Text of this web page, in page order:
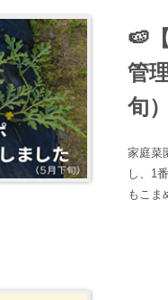
🍉
管
旬）
家庭菜
し、1
もこま